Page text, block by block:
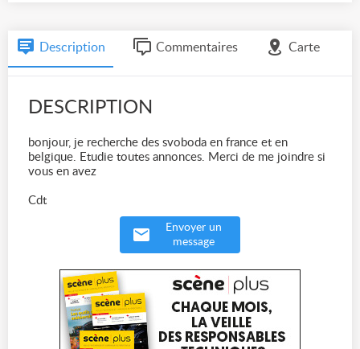
Description Commentaires Carte
DESCRIPTION
bonjour, je recherche des svoboda en france et en
belgique. Etudie toutes annonces. Merci de me joindre si
vous en avez
Cdt
Envoyer un
message